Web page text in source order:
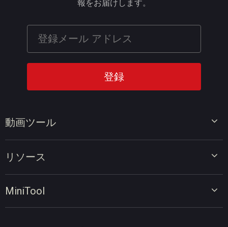
動画ツール
ビデオコンバーター
リソース
MiniTool
報をお届けします。